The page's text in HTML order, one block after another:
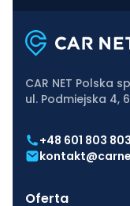
CAR NET Polska
ul. Podmiejska 4,
+48 601 803 803
Oferta